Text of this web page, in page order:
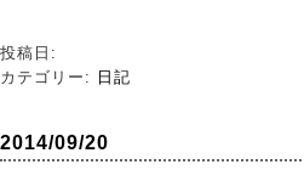
投稿日:
カテゴリー:
日記
2014/09/20